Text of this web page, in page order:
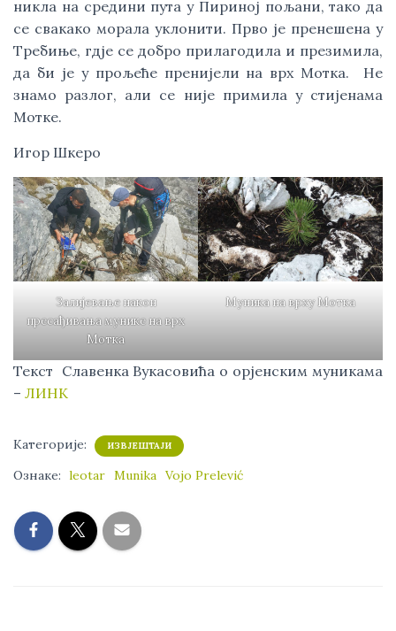
никла на средини пута у Пириној пољани, тако да
се свакако морала уклонити. Прво је пренешена у
Требиње, гдје се добро прилагодила и презимила,
да би је у прољеће пренијели на врх Мотка. Не
знамо разлог, али се није примила у стијенама
Мотке.
Игор Шкеро
Залијевање након
пресађивања мунике на врх
Мотка
Муника на врху Мотка
Текст Славенка Вукасовића о орјенским муникама
– ЛИНК
Категорије: ИЗВЈЕШТАЈИ
Ознаке: leotar Munika Vojo Prelević